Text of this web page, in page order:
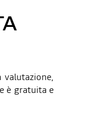
è gratuita e